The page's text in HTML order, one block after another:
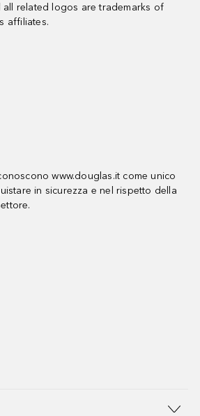
all related logos are trademarks of
affiliates.
www.douglas.it come unico
in sicurezza e nel rispetto della